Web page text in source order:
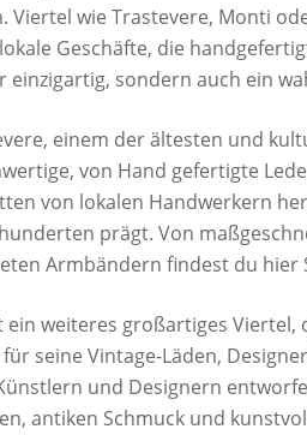
Viertel wie Trastevere, Monti
Geschäfte, die
einzigartig, sondern auch ein
einem der ältesten und
von Hand gefertigte
von lokalen Handwerkern
prägt. Von
Armbändern findest du hier
ein weiteres großartiges Viertel,
seine Vintage-Läden,
und Designern
antiken Schmuck und